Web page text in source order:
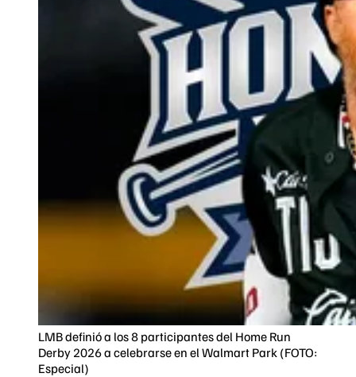
LMB definió a los 8 participantes del Home Run
Derby 2026 a celebrarse en el Walmart Park (FOTO:
Especial)